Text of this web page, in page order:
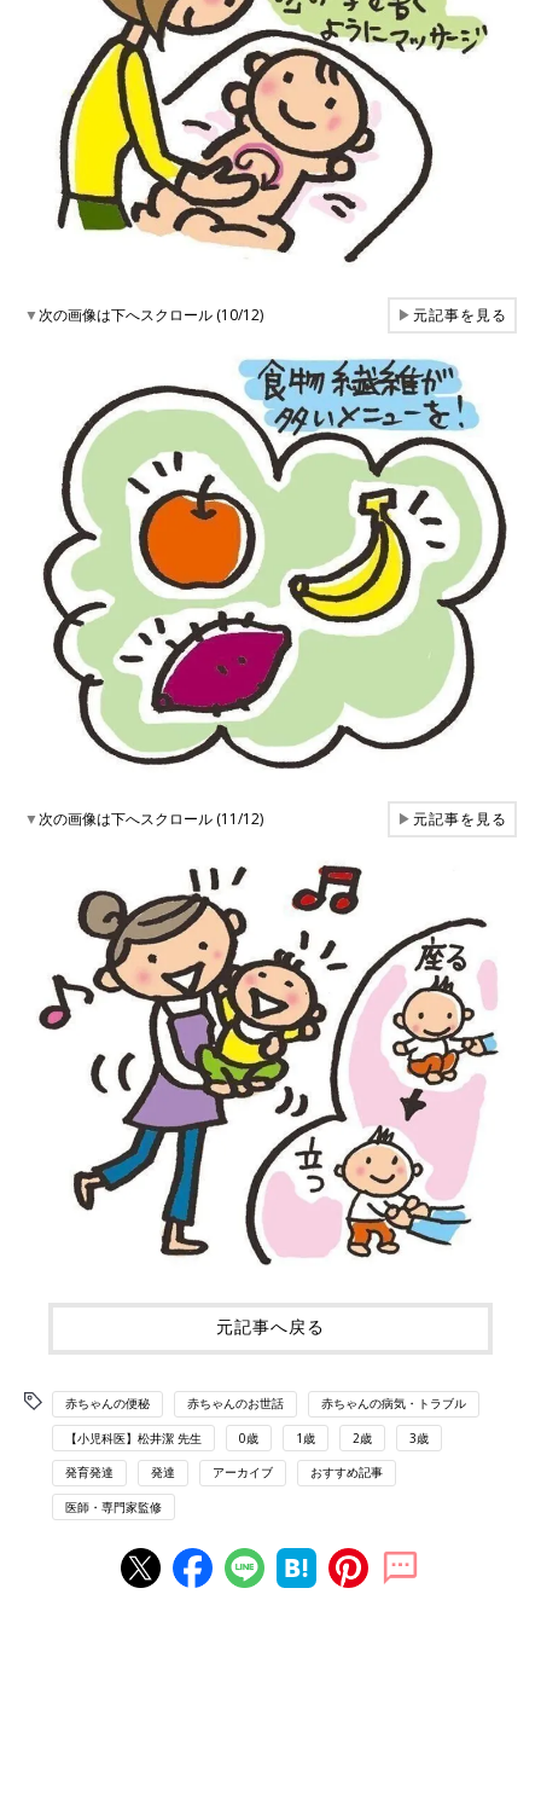
▼次の画像は下へスクロール (10/12) ▶元記事を見る
▼次の画像は下へスクロール (11/12) ▶元記事を見る
元記事へ戻る
赤ちゃんの便秘 赤ちゃんのお世話 赤ちゃんの病気・トラブル
【小児科医】松井潔 先生 0歳 1歳 2歳 3歳
発育発達 発達 アーカイブ おすすめ記事
医師・専門家監修